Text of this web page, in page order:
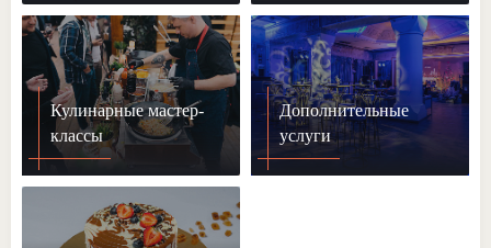
Кулинарные мастер-
классы
Дополнительные
услуги